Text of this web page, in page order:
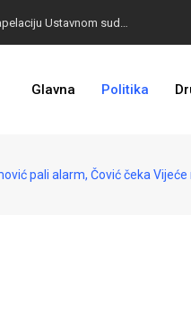
ODLUČENO: CIK BIH kaznio stranke zbog preuranjene kampanje
Glavna Politika
pali alarm, Čović čeka